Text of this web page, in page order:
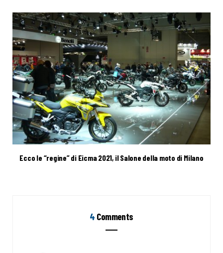
Ecco le “regine” di Eicma 2021, il Salone della moto di Milano
4 Comments